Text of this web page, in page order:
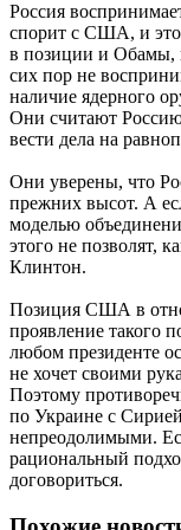
Россия
спорит с США, и это
в позиции и Обамы,
сих пор не
наличие ядерного
Они считают
вести дела на
Они уверены, что
прежних высот. А
моделью
этого не позволят,
Клинтон.
Позиция США в
проявление такого
любом президенте
не хочет своими
Поэтому
по Украине с
непреодолимыми.
рациональный
договориться.